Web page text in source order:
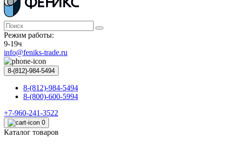
Режим работы:
9-19ч
info@feniks-trade.ru
8-(812)-984-5494
8-(812)-984-5494
8-(800)-600-5994
+7-960-241-3522
0
Каталог товаров